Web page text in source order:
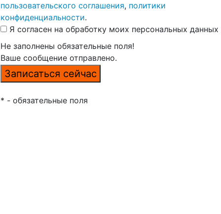
пользовательского соглашения, политики
конфиденциальности.
Я согласен на обработку моих персональных данных
Не заполнены обязательные поля!
Ваше сообщение отправлено.
* - обязательные поля